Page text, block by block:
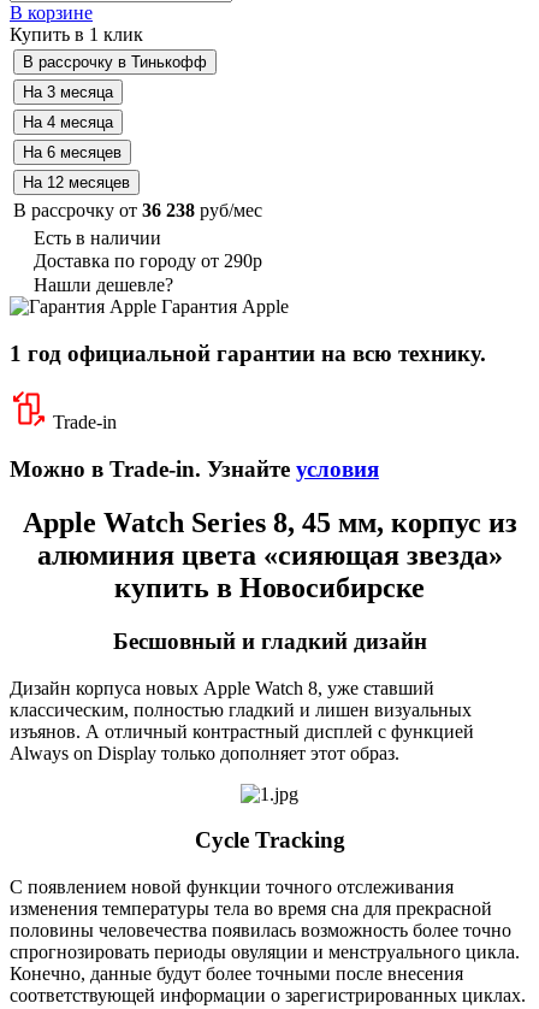
В корзине
Купить в 1 клик
В рассрочку от 36 238 руб/мес
Есть в наличии
Доставка по городу от 290р
Нашли дешевле?
Гарантия Apple
1 год официальной гарантии на всю технику.
Trade-in
Можно в Trade-in. Узнайте условия
Apple Watch Series 8, 45 мм, корпус из
алюминия цвета «сияющая звезда»
купить в Новосибирске
Бесшовный и гладкий дизайн
Дизайн корпуса новых Apple Watch 8, уже ставший
классическим, полностью гладкий и лишен визуальных
изъянов. А отличный контрастный дисплей с функцией
Always on Display только дополняет этот образ.
Cycle Tracking
С появлением новой функции точного отслеживания
изменения температуры тела во время сна для прекрасной
половины человечества появилась возможность более точно
спрогнозировать периоды овуляции и менструального цикла.
Конечно, данные будут более точными после внесения
соответствующей информации о зарегистрированных циклах.